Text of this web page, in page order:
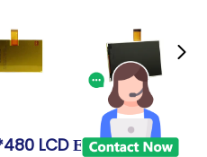
LCD Επίδειξης